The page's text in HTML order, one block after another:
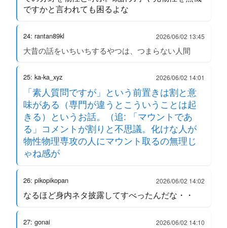
ですかと言われても困るよな
24: rantan89kl 2026/06/02 13:45
大昔の話をいちいちするやつは、つまらない人間
25: ka-ka_xyz 2026/06/02 14:01
「素人質問ですが」という前置きは割と意
味がある（専門が違うとこういうことは起
きる）というお話。（追: 「マウントであ
る」コメントが割りと不思議。化けな人が
物性物理専攻の人にマウント取るの無理じ
ゃね感が
26: pikopikopan 2026/06/02 14:02
なるほど身内ネタ披露してすべったんだな・・
27: gonai 2026/06/02 14:10